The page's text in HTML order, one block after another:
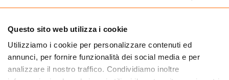
Questo sito web utilizza i cookie
Utilizziamo i cookie per personalizzare contenuti ed
annunci, per fornire funzionalità dei social media e per
analizzare il nostro traffico. Condividiamo inoltre